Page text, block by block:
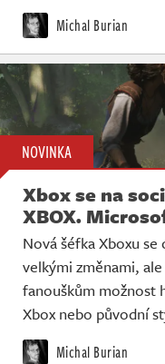
Michal Burian
NOVINKA
Xbox se na
XBOX.
Nová šéfka Xboxu
velkými změnami,
fanouškům možnost
Xbox nebo původní
Michal Burian